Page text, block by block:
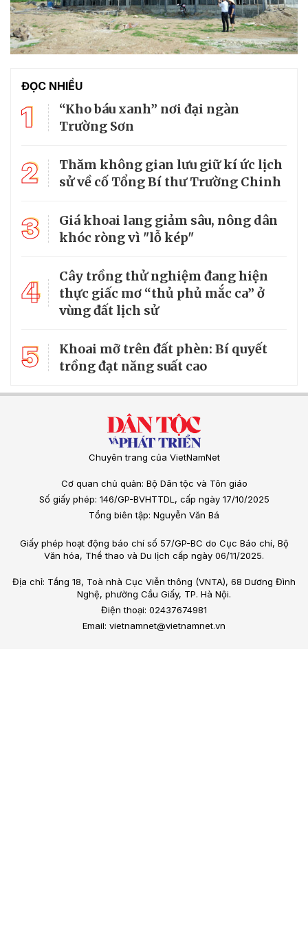
ĐỌC NHIỀU
1
“Kho báu xanh” nơi đại ngàn
Trường Sơn
2
Thăm không gian lưu giữ kí ức lịch
sử về cố Tổng Bí thư Trường Chinh
3
Giá khoai lang giảm sâu, nông dân
khóc ròng vì "lỗ kép"
4
Cây trồng thử nghiệm đang hiện
thực giấc mơ “thủ phủ mắc ca” ở
vùng đất lịch sử
5
Khoai mỡ trên đất phèn: Bí quyết
trồng đạt năng suất cao
Chuyên trang của VietNamNet
Cơ quan chủ quản: Bộ Dân tộc và Tôn giáo
Số giấy phép: 146/GP-BVHTTDL, cấp ngày 17/10/2025
Tổng biên tập: Nguyễn Văn Bá
Giấy phép hoạt động báo chí số 57/GP-BC do Cục Báo chí, Bộ
Văn hóa, Thể thao và Du lịch cấp ngày 06/11/2025.
Địa chỉ: Tầng 18, Toà nhà Cục Viễn thông (VNTA), 68 Dương Đình
Nghệ, phường Cầu Giấy, TP. Hà Nội.
Điện thoại: 02437674981
Email: vietnamnet@vietnamnet.vn